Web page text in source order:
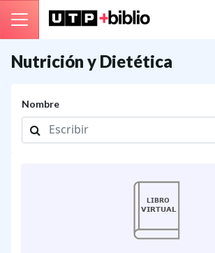
Nutrición y Dietética
Nombre